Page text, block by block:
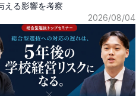
える影響を考察
2026/08/04